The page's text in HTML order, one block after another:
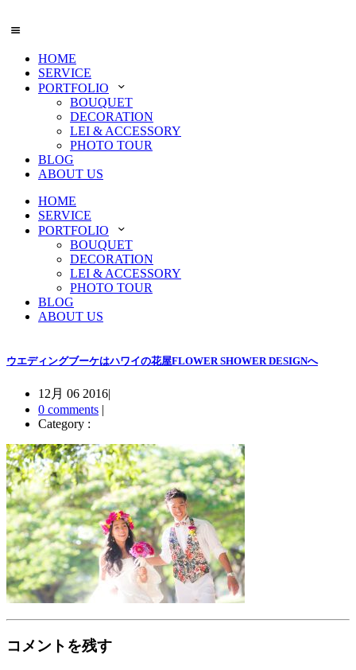
HOME
SERVICE
PORTFOLIO
BOUQUET
DECORATION
LEI & ACCESSORY
PHOTO TOUR
BLOG
ABOUT US
HOME
SERVICE
PORTFOLIO
BOUQUET
DECORATION
LEI & ACCESSORY
PHOTO TOUR
BLOG
ABOUT US
ウエディングブーケはハワイの花屋FLOWER SHOWER DESIGNへ
12月 06 2016|
0 comments |
Category :
コメントを残す